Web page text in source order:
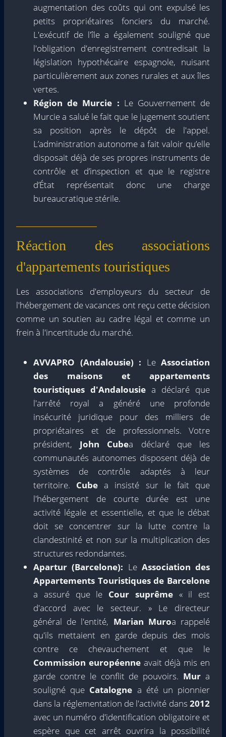
augmentation des coûts qui ont expulsé les
petits propriétaires fonciers du marché.
L'exécutif de l'île a également souligné que
l'obligation d'enregistrement contredisait la
législation hypothécaire espagnole, nuisant
particulièrement aux zones rurales et aux îles
vertes.
Région de Murcie : Le Gouvernement de
Murcie a salué le fait que le jugement soutient
sa position après le dépôt de l'appel.
L’administration autonome a fait valoir qu’elle
disposait déjà de ses propres instruments de
contrôle et d’inspection et que le registre
d’État représentait donc une charge
bureaucratique stérile.
Réaction des associations
d'appartements touristiques
Les associations d'employeurs du secteur de
l'hébergement de vacances ont reçu cette décision
comme un soutien au cadre légal et comme un
frein à l'incertitude du marché.
AVVAPRO (Andalousie) : Le Association
des maisons et appartements
touristiques d'Andalousie a déclaré que
l'arrêté royal a généré une profonde
insécurité juridique pour des milliers de
propriétaires et de professionnels. Votre
président, John Cubea déclaré que les
communautés autonomes disposent déjà de
systèmes de contrôle adaptés à leur
territoire. Cube a insisté sur le fait que
l'hébergement de courte durée est une
activité légale et essentielle, et que le débat
doit se concentrer sur la lutte contre la
clandestinité et non sur la multiplication des
structures redondantes.
Apartur (Barcelone): Le Association des
Appartements Touristiques de Barcelone
a assuré que le Cour suprême« il est
d'accord avec le secteur. » Le directeur
général de l'entité, Marian Muroa rappelé
qu'ils mettaient en garde depuis des mois
contre ce chevauchement et que le
Commission européenneavait déjà mis en
garde contre le conflit de pouvoirs. Mur a
souligné que Catalogne a été un pionnier
dans la réglementation de l'activité dans 2012
avec un numéro d'identification obligatoire et
espère que cet arrêt ouvrira la possibilité